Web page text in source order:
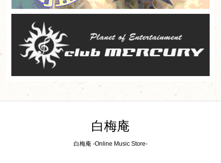
白梅庵
白梅庵 -Online Music Store-